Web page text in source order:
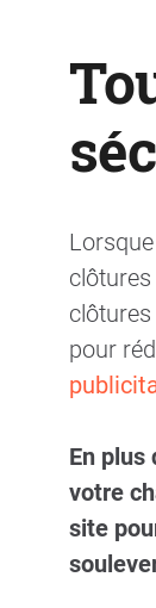
pour
En
votre
site